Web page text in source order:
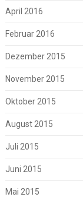
April 2016
Februar 2016
Dezember 2015
November 2015
Oktober 2015
August 2015
Juli 2015
Juni 2015
Mai 2015